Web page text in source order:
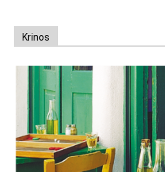
Krinos